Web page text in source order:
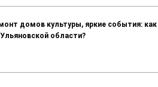
домов культуры, яркие события: как
области?